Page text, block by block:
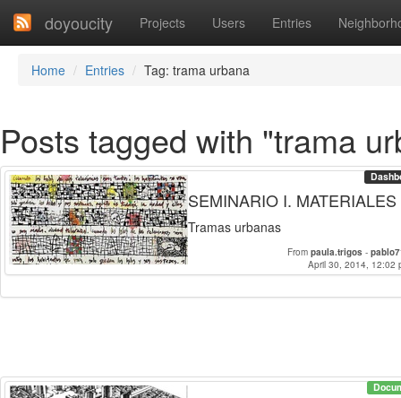
doyoucity Projects Users Entries
Home Entries Tag: trama urbana
Posts tagged with "trama
SEMINARIO I. MATERIALES
Tramas urbanas
From paula.trigos -
April 30, 2014, 12:02